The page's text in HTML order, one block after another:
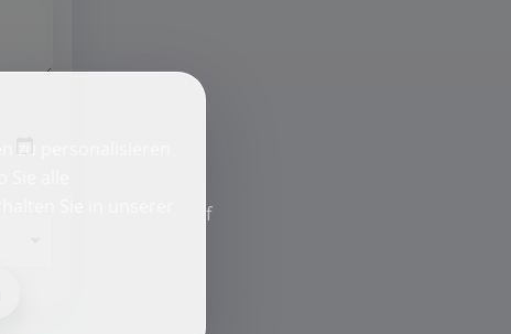
zu personalisieren
f